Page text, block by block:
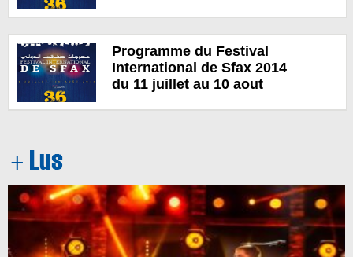
Programme du Festival
International de Sfax 2014
du 11 juillet au 10 aout